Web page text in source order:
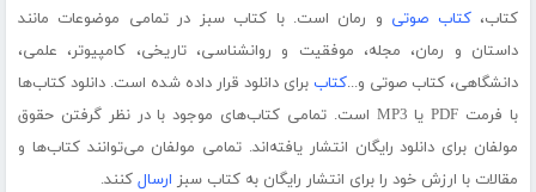
کتاب،کتاب صوتی و رمان است. با کتاب سبز در تمامی موضوعات مانند
داستان و رمان، مجله، موفقیت و روانشناسی، تاریخی، کامپیوتر، علمی،
دانشگاهی، کتاب صوتی و...کتاب برای دانلود قرار داده شده است. دانلود کتاب‌ها
با فرمت PDF یا MP3 است. تمامی کتاب‌های موجود با در نظر گرفتن حقوق
مولفان برای دانلود رایگان انتشار یافته‌اند. تمامی مولفان می‌توانند کتاب‌ها و
مقالات با ارزش خود را برای انتشار رایگان به کتاب سبز ارسال کنند.